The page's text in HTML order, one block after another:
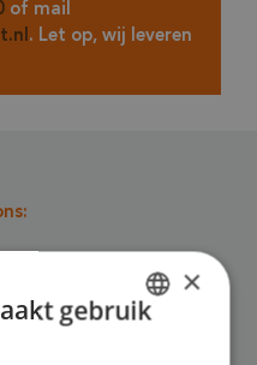
of mail
. Let op, wij leveren
×
gebruik